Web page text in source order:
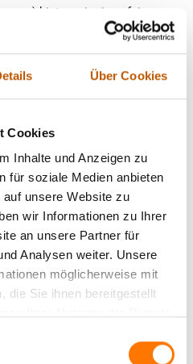
Über Cookies
Cookies
Inhalte und Anzeigen zu
für soziale Medien anbieten
unsere Website zu
wir Informationen zu Ihrer
an unsere Partner für
Analysen weiter. Unsere
möglicherweise mit
die Sie ihnen bereitgestellt
bieten wir einen fairen
und geprüften ZAD
17,50 € netto | 20,38 € brutto
Unsere Detektive in Zirndorf
Ausbildung
ohne anerkannte,
Leumund, privater
Detektei finden Sie hier
beauftragt, sollte daher